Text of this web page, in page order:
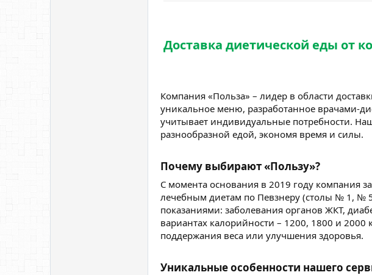
Доставка диетической еды от
Компания «Польза» – лидер в области
уникальное меню, разработанное врачами-
учитывает индивидуальные потребности.
разнообразной едой, экономя время и силы.
Почему выбирают «Пользу»?​
С момента основания в 2019 году компания
лечебным диетам по Певзнеру (столы № 1, №
показаниями: заболевания органов ЖКТ,
вариантах калорийности – 1200, 1800 и
поддержания веса или улучшения здоровья.
Уникальные особенности нашего